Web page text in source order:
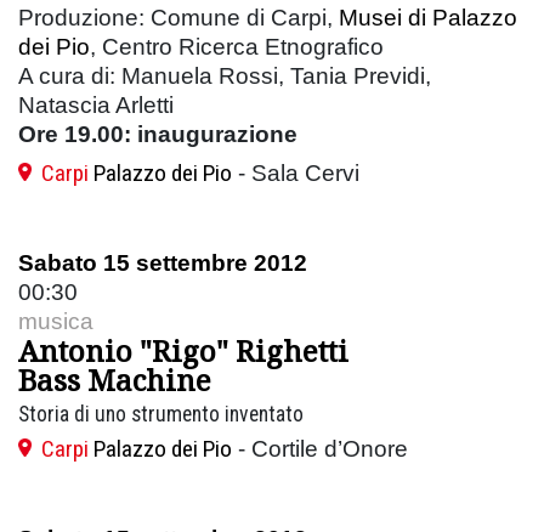
Produzione: Comune di Carpi, Musei di Palazzo
dei Pio, Centro Ricerca Etnografico
A cura di: Manuela Rossi, Tania Previdi,
Natascia Arletti
Ore 19.00: inaugurazione
Carpi Palazzo dei Pio - Sala Cervi
Sabato 15 settembre 2012
00:30
musica
Antonio "Rigo" Righetti
Bass Machine
Storia di uno strumento inventato
Carpi Palazzo dei Pio - Cortile d’Onore